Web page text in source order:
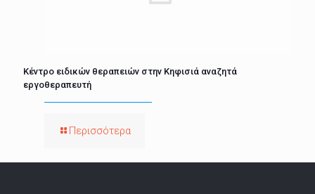
Κέντρο ειδικών θεραπειών στην Κηφισιά αναζητά
εργοθεραπευτή
Περισσότερα